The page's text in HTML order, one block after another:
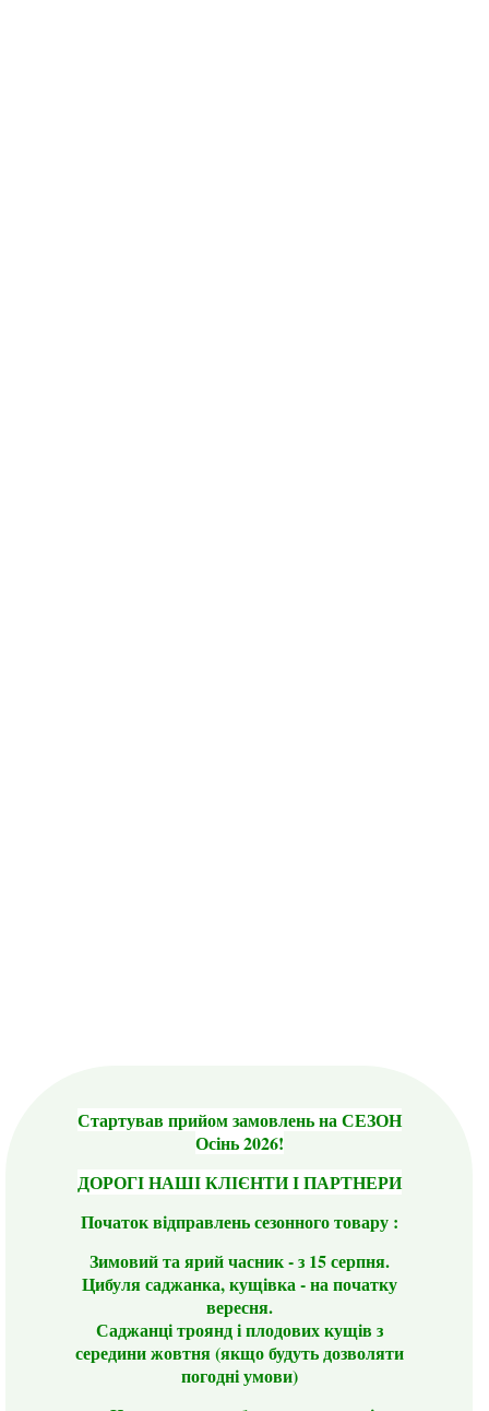
Стартував прийом замовлень на СЕЗОН
Осінь 2026!
ДОРОГІ НАШІ КЛІЄНТИ І ПАРТНЕРИ
Початок відправлень сезонного товару :
Зимовий та ярий часник - з 15 серпня.
Цибуля саджанка, кущівка - на початку
вересня.
Саджанці троянд і плодових кущів з
середини жовтня (якщо будуть дозволяти
погодні умови)